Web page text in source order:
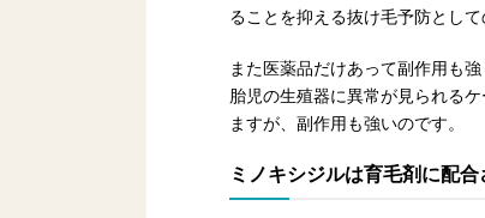
ることを抑える抜け毛予防として
また医薬品だけあって副作用も
胎児の生殖器に異常が見られる
ますが、副作用も強いのです。
ミノキシジルは育毛剤に配